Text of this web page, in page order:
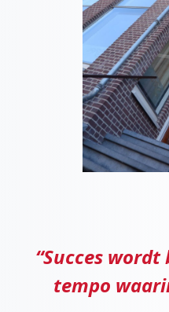
“Succes
tempo